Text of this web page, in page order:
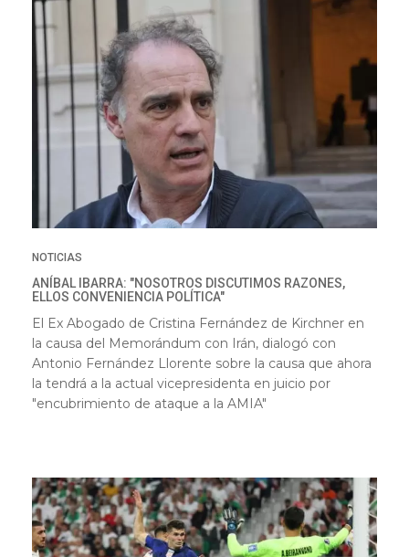
NOTICIAS
ANÍBAL IBARRA: "NOSOTROS DISCUTIMOS RAZONES,
ELLOS CONVENIENCIA POLÍTICA"
El Ex Abogado de Cristina Fernández de Kirchner en
la causa del Memorándum con Irán, dialogó con
Antonio Fernández Llorente sobre la causa que ahora
la tendrá a la actual vicepresidenta en juicio por
"encubrimiento de ataque a la AMIA"